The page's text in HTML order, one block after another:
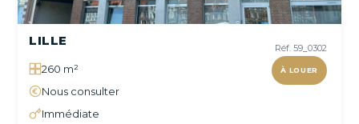
Réf. 59_0302
À LOUER
LILLE
260 m²
Nous consulter
Immédiate